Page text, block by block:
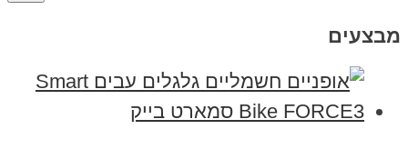
מבצעים